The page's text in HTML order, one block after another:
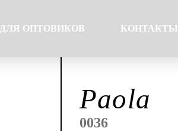
ДЛЯ ОПТОВИКОВ КОНТАКТЫ
Paola
0036